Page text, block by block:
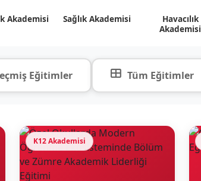
Akademisi Sağlık Akademisi
Havacılık
Akademisi
Eğitimler Tüm Eğitimler
K12 Akademisi